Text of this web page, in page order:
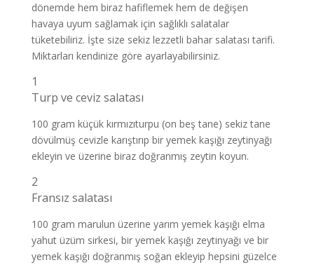
dönemde hem biraz hafiflemek hem de değişen
havaya uyum sağlamak için sağlıklı salatalar
tüketebiliriz. İşte size sekiz lezzetli bahar salatası tarifi.
Miktarları kendinize göre ayarlayabilirsiniz.
1
Turp ve ceviz salatası
100 gram küçük kırmızıturpu (on beş tane) sekiz tane
dövülmüş cevizle karıştırıp bir yemek kaşığı zeytinyağı
ekleyin ve üzerine biraz doğranmış zeytin koyun.
2
Fransız salatası
100 gram marulun üzerine yarım yemek kaşığı elma
yahut üzüm sirkesi, bir yemek kaşığı zeytinyağı ve bir
yemek kaşığı doğranmış soğan ekleyip hepsini güzelce